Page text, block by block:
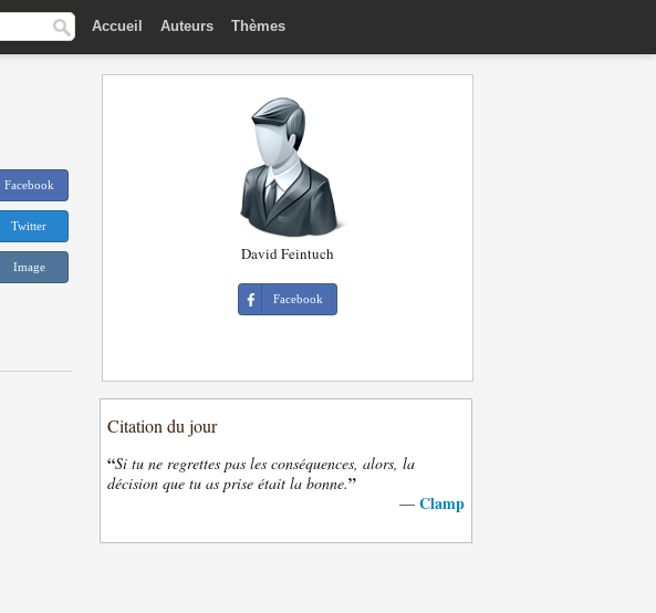
Accueil Auteurs Thèmes
Facebook
Twitter
Image
David Feintuch
Facebook
Citation du jour
“Si tu ne regrettes pas les conséquences, alors, la
décision que tu as prise était la bonne.”
— Clamp